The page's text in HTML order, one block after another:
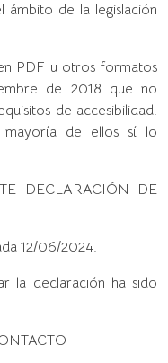
de la legislación
PDF u otros formatos
de 2018 que no
de accesibilidad.
de ellos sí lo
DECLARACIÓN DE
12/06/2024.
la declaración ha sido